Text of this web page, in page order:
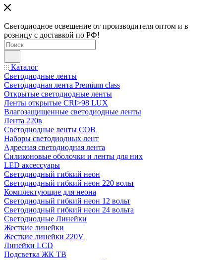
Светодиодное освещение от производителя оптом и в
розницу с доставкой по РФ!
Каталог
Светодиодные ленты
Светодиодная лента Premium class
Открытые светодиодные ленты
Ленты открытые CRI>98 LUX
Влагозащищенные светодиодные ленты
Лента 220в
Светодиодные ленты COB
Наборы светодиодных лент
Адресная светодиодная лента
Силиконовые оболочки и ленты для них
LED аксессуары
Светодиодный гибкий неон
Светодиодный гибкий неон 220 вольт
Комплектующие для неона
Светодиодный гибкий неон 12 вольт
Светодиодный гибкий неон 24 вольта
Светодиодные Линейки
Жесткие линейки
Жесткие линейки 220V
Линейки LCD
Подсветка ЖК ТВ